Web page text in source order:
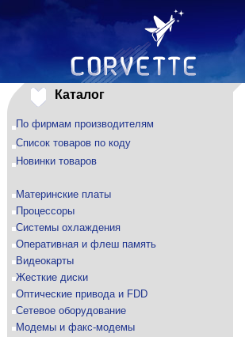
Каталог
По фирмам производителям
Список товаров по коду
Новинки товаров
Материнские платы
Процессоры
Системы охлаждения
Оперативная и флеш память
Видеокарты
Жесткие диски
Оптические привода и FDD
Сетевое оборудование
Модемы и факс-модемы